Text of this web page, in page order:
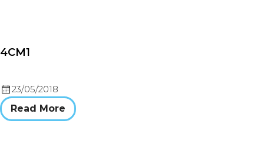
4CM1
23/05/2018
Read More